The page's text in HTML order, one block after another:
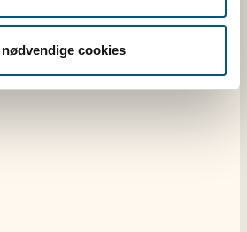
cookies